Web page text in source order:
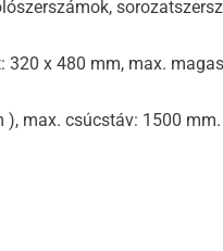
x 480 mm, max.
), max. csúcstáv: 1500 mm.